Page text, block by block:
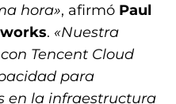
hora», afirmó Paul
. «Nuestra
Tencent Cloud
para
en la infraestructura